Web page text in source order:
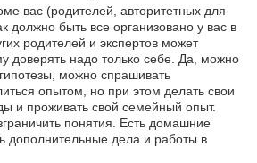
вас (родителей, авторитетных для
должно быть все организовано у вас в
родителей и экспертов может
доверять надо только себе. Да, можно
можно спрашивать
опытом, но при этом делать свои
и проживать свой семейный опыт.
понятия. Есть домашние
дополнительные дела и работы в